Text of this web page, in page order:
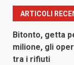
ARTICOLI
Bitonto, getta
milione, gli
tra i rifiuti